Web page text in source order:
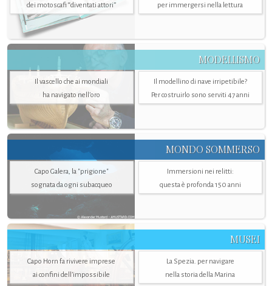
dei motoscafi “diventati attori”
per immergersi nella lettura
MODELLISMO
Il vascello che ai mondiali
ha navigato nell’oro
Il modellino di nave irripetibile?
Per costruirlo sono serviti 47 anni
MONDO SOMMERSO
Capo Galera, la "prigione"
sognata da ogni subacqueo
Immersioni nei relitti:
questa è profonda 150 anni
MUSEI
Capo Horn fa rivivere imprese
ai confini dell’impossibile
La Spezia. per navigare
nella storia della Marina